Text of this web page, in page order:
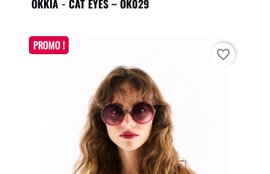
OKKIA - CAT EYES – OK029
PROMO !
favorite_border